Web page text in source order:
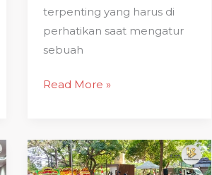
terpenting yang harus di
perhatikan saat mengatur
sebuah
Read More »
SEWA
KURSI